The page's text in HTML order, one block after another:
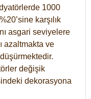
1000
karşılık
asgari seviyelere
azaltmakta ve
değişik
dekorasyona